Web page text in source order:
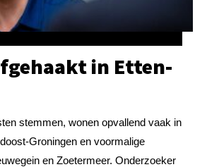
in Etten-
stemmen, wonen opvallend vaak in
Groningen en voormalige
en Zoetermeer. Onderzoeker